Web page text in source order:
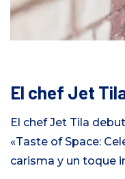
El chef Jet
El chef Jet Tila
«Taste of Space:
carisma y un toque